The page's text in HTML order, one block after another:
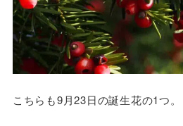
こちらも9月23日の誕生花の1つ。